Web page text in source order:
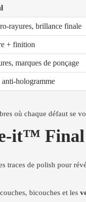
rayures, brillance finale
+ finition
marques de ponçage
hologramme
où chaque défaut se
it™
traces de polish pour
bicouches et les